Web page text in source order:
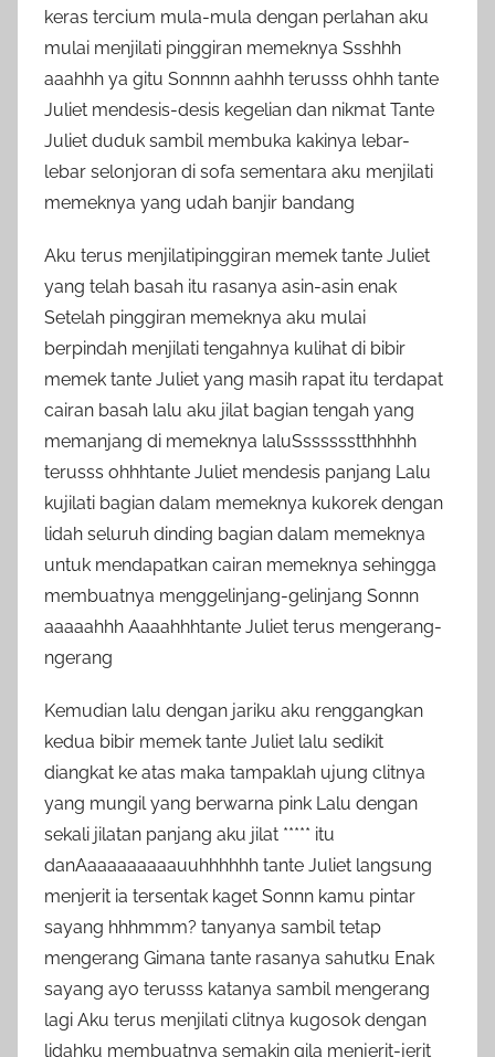
keras tercium mula-mula dengan perlahan aku
mulai menjilati pinggiran memeknya Ssshhh
aaahhh ya gitu Sonnnn aahhh terusss ohhh tante
Juliet mendesis-desis kegelian dan nikmat Tante
Juliet duduk sambil membuka kakinya lebar-
lebar selonjoran di sofa sementara aku menjilati
memeknya yang udah banjir bandang
Aku terus menjilatipinggiran memek tante Juliet
yang telah basah itu rasanya asin-asin enak
Setelah pinggiran memeknya aku mulai
berpindah menjilati tengahnya kulihat di bibir
memek tante Juliet yang masih rapat itu terdapat
cairan basah lalu aku jilat bagian tengah yang
memanjang di memeknya laluSsssssstthhhhh
terusss ohhhtante Juliet mendesis panjang Lalu
kujilati bagian dalam memeknya kukorek dengan
lidah seluruh dinding bagian dalam memeknya
untuk mendapatkan cairan memeknya sehingga
membuatnya menggelinjang-gelinjang Sonnn
aaaaahhh Aaaahhhtante Juliet terus mengerang-
ngerang
Kemudian lalu dengan jariku aku renggangkan
kedua bibir memek tante Juliet lalu sedikit
diangkat ke atas maka tampaklah ujung clitnya
yang mungil yang berwarna pink Lalu dengan
sekali jilatan panjang aku jilat ***** itu
danAaaaaaaaaauuhhhhhh tante Juliet langsung
menjerit ia tersentak kaget Sonnn kamu pintar
sayang hhhmmm? tanyanya sambil tetap
mengerang Gimana tante rasanya sahutku Enak
sayang ayo terusss katanya sambil mengerang
lagi Aku terus menjilati clitnya kugosok dengan
lidahku membuatnya semakin gila menjerit-jerit